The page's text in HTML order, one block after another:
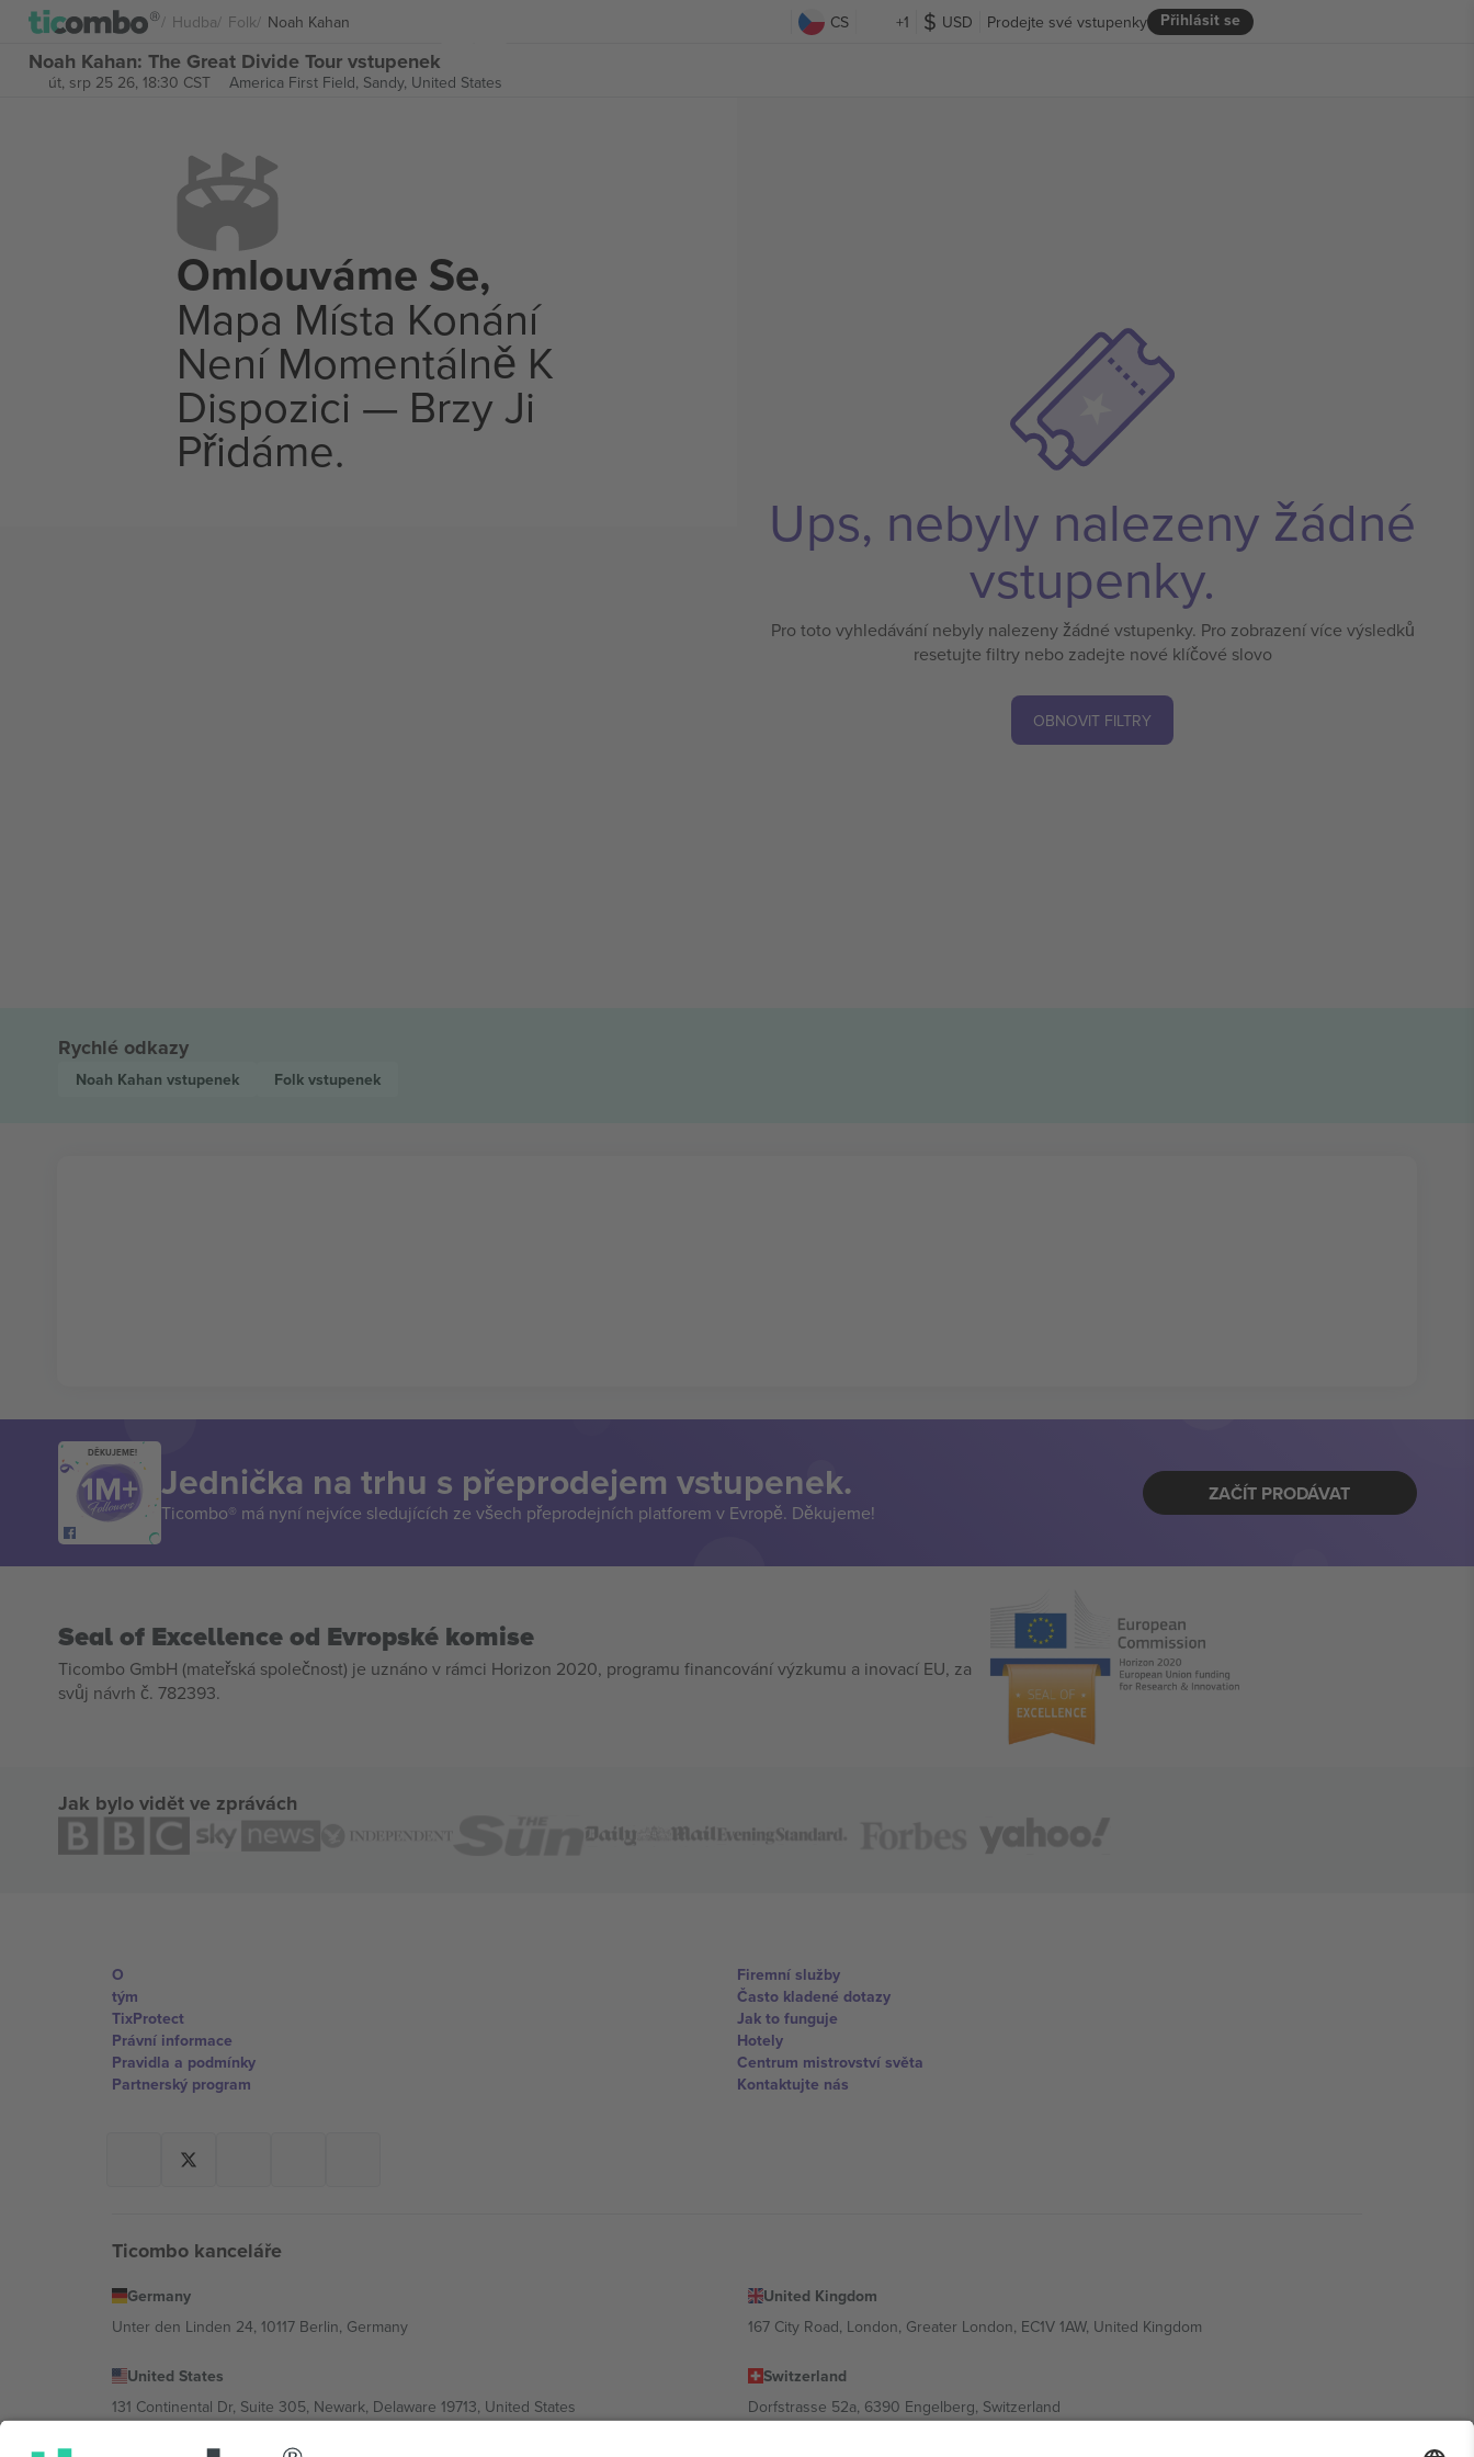
Hudba Folk Noah Kahan CS +1 USD Přihlásit se
Prodejte své vstupenky
Noah Kahan: The Great Divide Tour vstupenek
út, srp 25 26, 18:30 CST America First Field, Sandy, United States
Omlouváme Se,
Mapa Místa Konání
Není Momentálně K
Dispozici — Brzy Ji
Přidáme.
Ups, nebyly nalezeny žádné
vstupenky.
Pro toto vyhledávání nebyly nalezeny žádné vstupenky. Pro zobrazení více výsledků
resetujte filtry nebo zadejte nové klíčové slovo
OBNOVIT FILTRY
Rychlé odkazy
Noah Kahan vstupenek Folk vstupenek
DĚKUJEME!
Jednička na trhu s přeprodejem vstupenek.
Ticombo® má nyní nejvíce sledujících ze všech přeprodejních platforem v Evropě. Děkujeme!
ZAČÍT PRODÁVAT
Seal of Excellence od Evropské komise
Ticombo GmbH (mateřská společnost) je uznáno v rámci Horizon 2020, programu financování výzkumu a inovací EU, za
svůj návrh č. 782393.
Jak bylo vidět ve zprávách
O
tým
TixProtect
Právní informace
Pravidla a podmínky
Partnerský program
Firemní služby
Často kladené dotazy
Jak to funguje
Hotely
Centrum mistrovství světa
Kontaktujte nás
Ticombo kanceláře
Germany
Unter den Linden 24, 10117 Berlin, Germany
United Kingdom
167 City Road, London, Greater London, EC1V 1AW, United Kingdom
United States
131 Continental Dr, Suite 305, Newark, Delaware 19713, United States
Switzerland
Dorfstrasse 52a, 6390 Engelberg, Switzerland